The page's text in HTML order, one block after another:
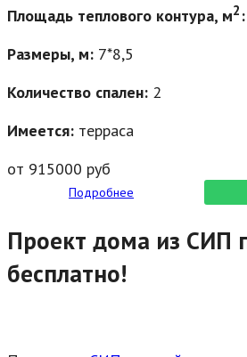
Площадь теплового контура, м2
Размеры, м: 7*8,5
Количество спален: 2
Имеется: терраса
от 915000 руб
Подробнее
Проект дома из СИП
бесплатно!